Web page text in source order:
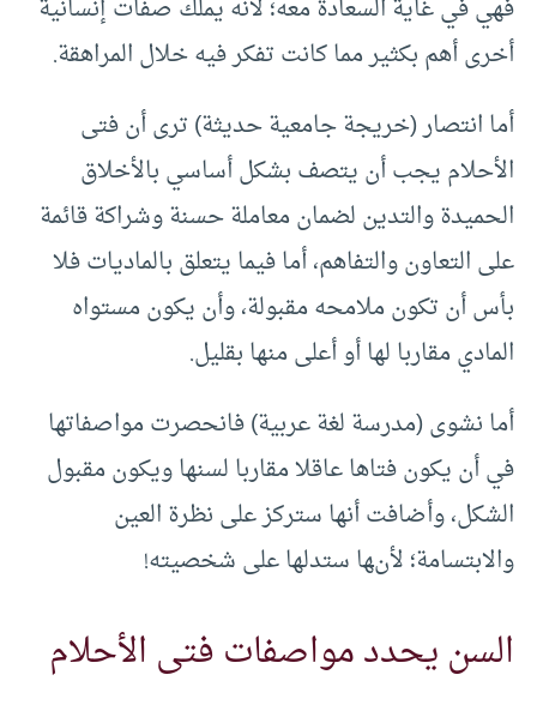
فهي في غاية السعادة معه؛ لأنه يملك صفات إنسانية
أخرى أهم بكثير مما كانت تفكر فيه خلال المراهقة.
أما انتصار (خريجة جامعية حديثة) ترى أن فتى
الأحلام يجب أن يتصف بشكل أساسي بالأخلاق
الحميدة والتدين لضمان معاملة حسنة وشراكة قائمة
على التعاون والتفاهم، أما فيما يتعلق بالماديات فلا
بأس أن تكون ملامحه مقبولة، وأن يكون مستواه
المادي مقاربا لها أو أعلى منها بقليل.
أما نشوى (مدرسة لغة عربية) فانحصرت مواصفاتها
في أن يكون فتاها عاقلا مقاربا لسنها ويكون مقبول
الشكل، وأضافت أنها ستركز على نظرة العين
والابتسامة؛ لأنها ستدلها على شخصيته!
السن يحدد مواصفات فتى الأحلام